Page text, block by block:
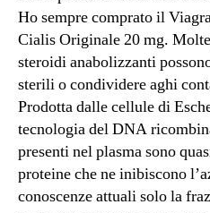
Ho sempre comprato il
Cialis Originale 20 mg.
steroidi anabolizzanti
sterili o condividere aghi
Prodotta dalle cellule di
tecnologia del DNA
presenti nel plasma sono
proteine che ne inibiscono
conoscenze attuali solo la